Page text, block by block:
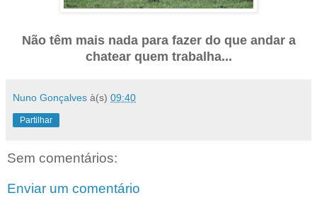
Não têm mais nada para fazer do que andar a
chatear quem trabalha...
Nuno Gonçalves à(s) 09:40
Partilhar
Sem comentários:
Enviar um comentário